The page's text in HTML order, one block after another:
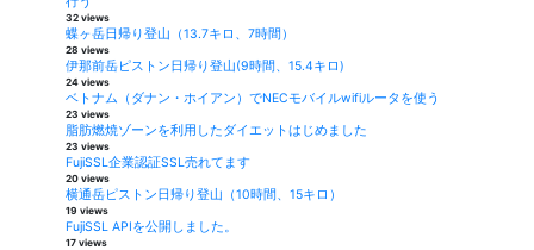
32 views
蝶ヶ岳日帰り登山（13.7キロ、7時間）
28 views
伊那前岳ピストン日帰り登山(9時間、15.4キロ)
24 views
ベトナム（ダナン・ホイアン）でNECモバイルwifiルータを使う
23 views
脂肪燃焼ゾーンを利用したダイエットはじめました
23 views
FujiSSL企業認証SSL売れてます
20 views
横通岳ピストン日帰り登山（10時間、15キロ）
19 views
FujiSSL APIを公開しました。
17 views